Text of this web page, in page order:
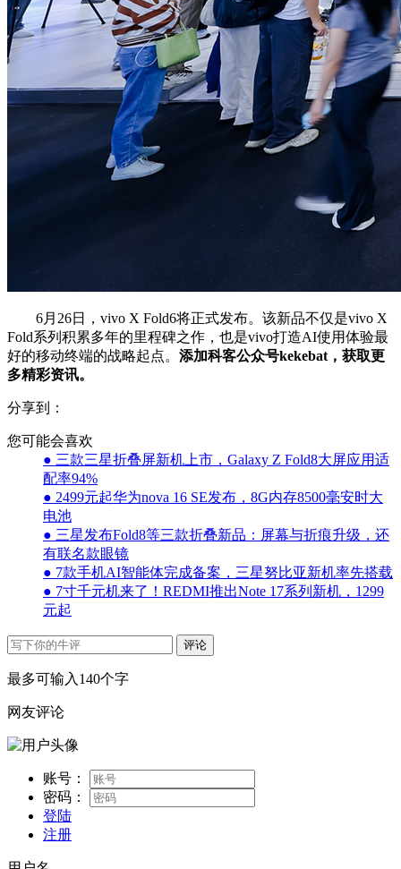
6月26日，vivo X Fold6将正式发布。该新品不仅是vivo X
Fold系列积累多年的里程碑之作，也是vivo打造AI使用体验最
好的移动终端的战略起点。 添加科客公众号kekebat，获取更
多精彩资讯。
分享到：
您可能会喜欢
● 三款三星折叠屏新机上市，Galaxy Z Fold8大屏应用适
配率94%
● 2499元起华为nova 16 SE发布，8G内存8500毫安时大
电池
● 三星发布Fold8等三款折叠新品：屏幕与折痕升级，还
有联名款眼镜
● 7款手机AI智能体完成备案，三星努比亚新机率先搭载
● 7寸千元机来了！REDMI推出Note 17系列新机，1299
元起
评论
最多可输入140个字
网友评论
账号：
密码：
登陆
注册